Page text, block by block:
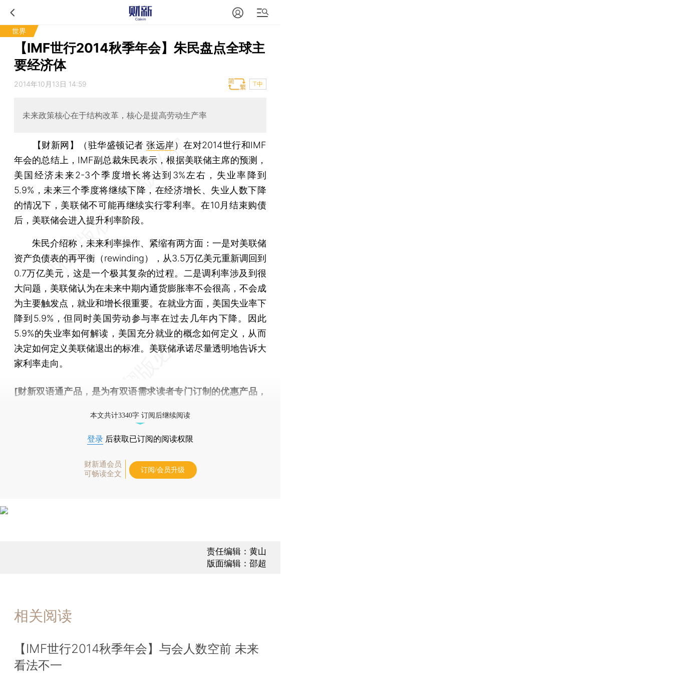
世界
【IMF世行2014秋季年会】朱民盘点全球主
要经济体
2014年10月13日 14:59 T中
未来政策核心在于结构改革，核心是提高劳动生产率
【财新网】（驻华盛顿记者张远岸 ）在对2014世行和IMF
年会的总结上，IMF副总裁朱民表示，根据美联储主席的预测，
美国经济未来2-3个季度增长将达到3%左右，失业率降到
5.9%，未来三个季度将继续下降，在经济增长、失业人数下降
的情况下，美联储不可能再继续实行零利率。在10月结束购债
后，美联储会进入提升利率阶段。
朱民介绍称，未来利率操作、紧缩有两方面：一是对美联储
资产负债表的再平衡（rewinding），从3.5万亿美元重新调回到
0.7万亿美元，这是一个极其复杂的过程。二是调利率涉及到很
大问题，美联储认为在未来中期内通货膨胀率不会很高，不会成
为主要触发点，就业和增长很重要。在就业方面，美国失业率下
降到5.9%，但同时美国劳动参与率在过去几年内下降。因此
5.9%的失业率如何解读，美国充分就业的概念如何定义，从而
决定如何定义美联储退出的标准。美联储承诺尽量透明地告诉大
家利率走向。
[财新双语通产品，是为有双语需求读者专门订制的优惠产品，
本文共计3340字 订阅后继续阅读
登录 后获取已订阅的阅读权限
财新通会员
可畅读全文
订阅/会员升级
责任编辑：黄山
版面编辑：邵超
相关阅读
【IMF世行2014秋季年会】与会人数空前 未来
看法不一